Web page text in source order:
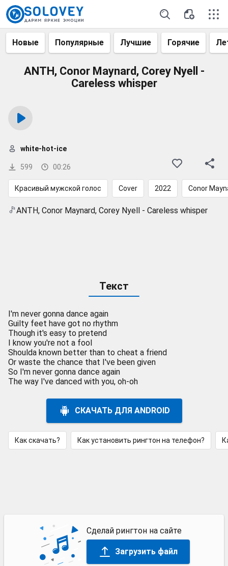
Новые Популярные Лучшие Горячие
ANTH, Conor Maynard, Corey Nyell -
Careless whisper
599 00:26
white-hot-ice
Красивый мужской голос Cover 2022 Conor
ANTH, Conor Maynard, Corey Nyell - Careless whisper
Текст
I'm never gonna dance again
Guilty feet have got no rhythm
Though it's easy to pretend
I know you're not a fool
Shoulda known better than to cheat a friend
Or waste the chance that I've been given
So I'm never gonna dance again
The way I've danced with you, oh-oh
СКАЧАТЬ ДЛЯ ANDROID
Как скачать? Как установить рингтон на телефон?
Сделай рингтон на сайте
Загрузить файл